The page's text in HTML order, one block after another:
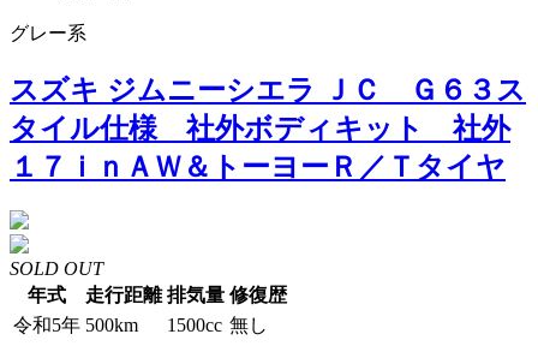
グレー系
スズキ ジムニーシエラ ＪＣ Ｇ６３ス
タイル仕様 社外ボディキット 社外
１７ｉｎＡＷ＆トーヨーＲ／Ｔタイヤ
SOLD OUT
年式
走行距離 排気量 修復歴
令和5年 500km 1500cc 無し